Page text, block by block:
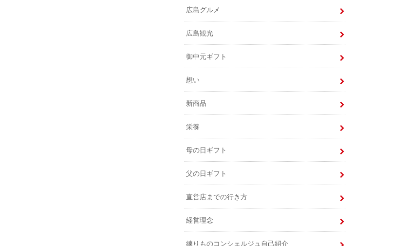
広島グルメ
広島観光
御中元ギフト
想い
新商品
栄養
母の日ギフト
父の日ギフト
直営店までの行き方
経営理念
練りものコンシェルジュ自己紹介